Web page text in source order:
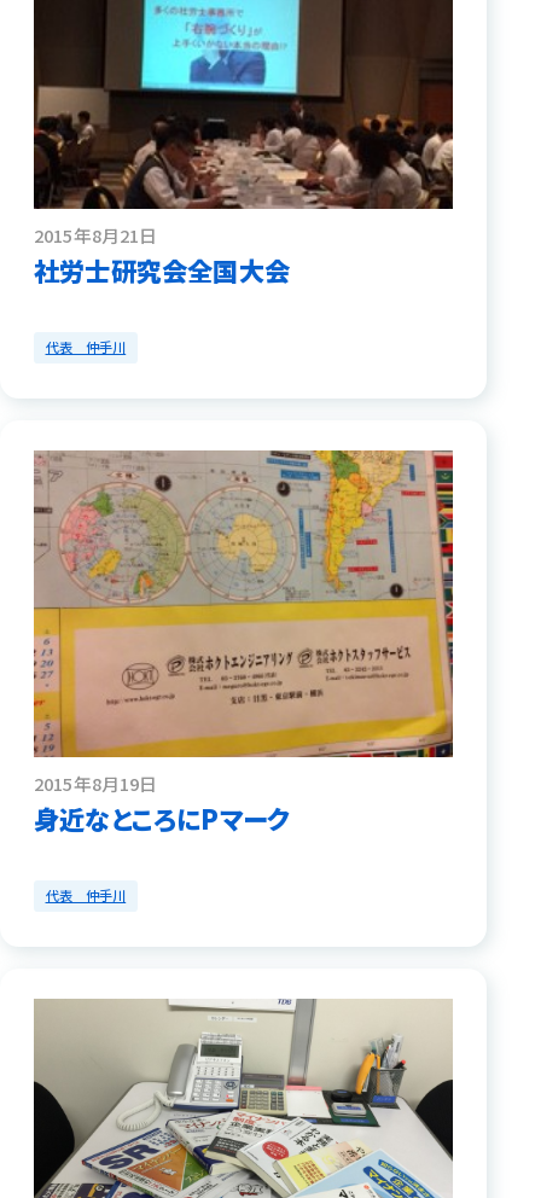
2015年8月21日
社労士研究会全国大会
代表 仲手川
2015年8月19日
身近なところにPマーク
代表 仲手川